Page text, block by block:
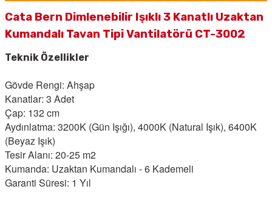
Cata Bern Dimlenebilir Işıklı 3 Kanatlı Uzaktan
Kumandalı Tavan Tipi Vantilatörü CT-3002
Teknik Özellikler
Gövde Rengi: Ahşap
Kanatlar: 3 Adet
Çap: 132 cm
Aydınlatma: 3200K (Gün Işığı), 4000K (Natural Işık), 6400K
(Beyaz Işık)
Tesir Alanı: 20-25 m2
Kumanda: Uzaktan Kumandalı - 6 Kademeli
Garanti Süresi: 1 Yıl